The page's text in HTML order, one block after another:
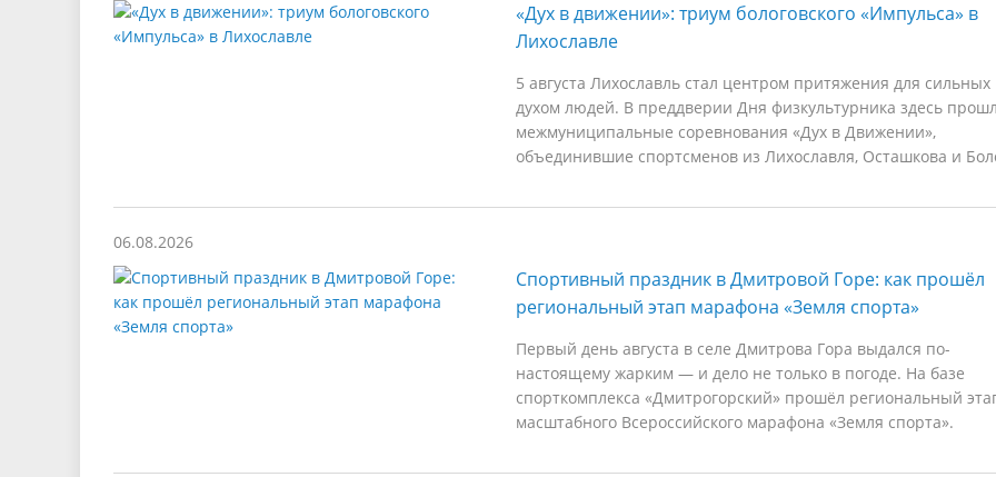
«Дух в движении»: триум бологовского «Импульса» в
Лихославле
5 августа Лихославль стал центром притяжения для сильных
духом людей. В преддверии Дня физкультурника здесь
межмуниципальные соревнования «Дух в Движении»,
объединившие спортсменов из Лихославля, Осташкова и
06.08.2026
Спортивный праздник в Дмитровой Горе: как прошёл
региональный этап марафона «Земля спорта»
Первый день августа в селе Дмитрова Гора выдался по-
настоящему жарким — и дело не только в погоде. На базе
спорткомплекса «Дмитрогорский» прошёл региональный
масштабного Всероссийского марафона «Земля спорта».